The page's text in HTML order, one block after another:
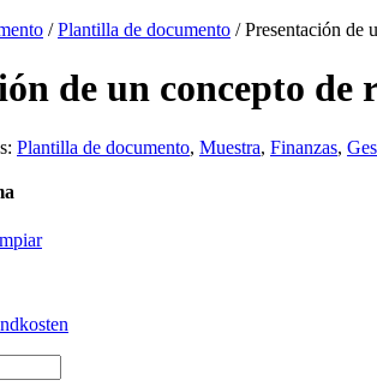
/Plantilla de documento / Presentación de
de un concepto de
Plantilla de documento, Muestra, Finanzas,